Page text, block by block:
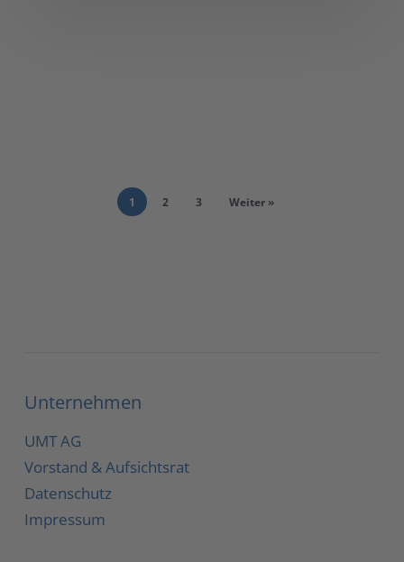
1 2 3 Weiter »
Unternehmen
UMT AG
Vorstand & Aufsichtsrat
Datenschutz
Impressum